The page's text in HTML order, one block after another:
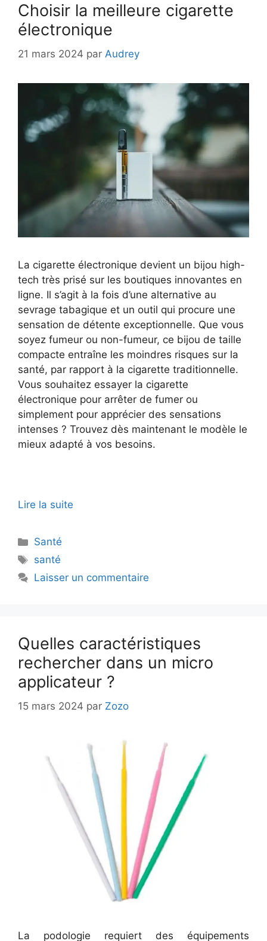
Choisir la meilleure cigarette
électronique
21 mars 2024 par Audrey
La cigarette électronique devient un bijou high-
tech très prisé sur les boutiques innovantes en
ligne. Il s’agit à la fois d’une alternative au
sevrage tabagique et un outil qui procure une
sensation de détente exceptionnelle. Que vous
soyez fumeur ou non-fumeur, ce bijou de taille
compacte entraîne les moindres risques sur la
santé, par rapport à la cigarette traditionnelle.
Vous souhaitez essayer la cigarette
électronique pour arrêter de fumer ou
simplement pour apprécier des sensations
intenses ? Trouvez dès maintenant le modèle le
mieux adapté à vos besoins.
Lire la suite
Catégories
Santé
Étiquettes
santé
Laisser un commentaire
Quelles caractéristiques
rechercher dans un micro
applicateur ?
15 mars 2024 par Zozo
La podologie requiert des équipements